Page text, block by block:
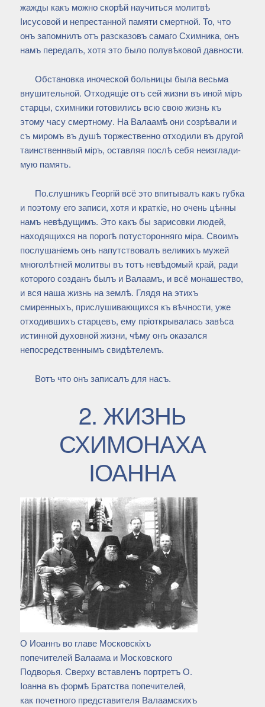
жажды какъ можно скорѣй научиться молитвѣ
Іисусовой и непрестанной памяти смертной. То, что
онъ запомнилъ отъ разсказовъ самаго Схимника, онъ
намъ передалъ, хотя это было полувѣковой давности.
Обстановка иноческой больницы была весьма
внушительной. Отходящіе отъ сей жизни въ иной міръ
старцы, схимники готовились всю свою жизнь къ
этому часу смертному. На Валаамѣ они созрѣвали и
съ миромъ въ душѣ торжественно отходили въ другой
таинственнвый міръ, оставляя послѣ себя неизглади-
мую память.
По.слушникъ Георгій всё это впитывалъ какъ губка
и поэтому его записи, хотя и краткіе, но очень цѣнны
намъ невѣдущимъ. Это какъ бы зарисовки людей,
находящихся на порогѣ потусторонняго міра. Своимъ
послушаніемъ онъ напутствовалъ великихъ мужей
многолѣтней молитвы въ тотъ невѣдомый край, ради
которого созданъ былъ и Валаамъ, и всё монашество,
и вся наша жизнь на землѣ. Глядя на этихъ
смиренныхъ, прислушивающихся къ вѣчности, уже
отходившихъ старцевъ, ему пріоткрывалась завѣса
истинной духовной жизни, чѣму онъ оказался
непосредственнымъ свидѣтелемъ.
Вотъ что онъ записалъ для насъ.
2. ЖИЗНЬ
СХИМОНАХА
ІОАННА
О Иоаннъ во главе Московскiхъ
попечителей Валаама и Московского
Подворья. Сверху вставленъ портретъ О.
Iоанна въ формѣ Братства попечителей,
как почетного представителя Валаамскихъ